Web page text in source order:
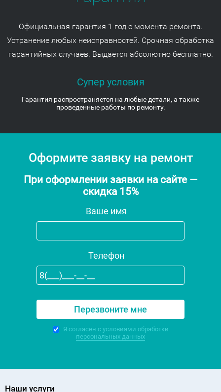
Официальная гарантия 1 год с момента ремонта.
Устранение любых неисправностей. Срочная обработка
гарантийных случаев. Выдается абсолютно бесплатно.
Супер условия
Гарантия распространяется на любые детали, а также
проведенные работы по ремонту.
Оформите заявку на ремонт
При оформлении заявки на сайте —
скидка 15%
Ваше имя
Телефон
Я согласен с условиями обработки
персональных данных
Наши услуги